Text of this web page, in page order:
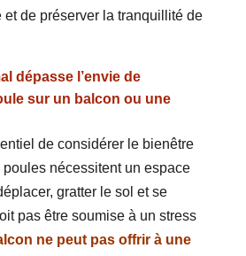
et de préserver la tranquillité de
dépasse l’envie de
sur un balcon ou une
de considérer le bienêtre
nécessitent un espace
gratter le sol et se
pas être soumise à un stress
ne peut pas offrir à une